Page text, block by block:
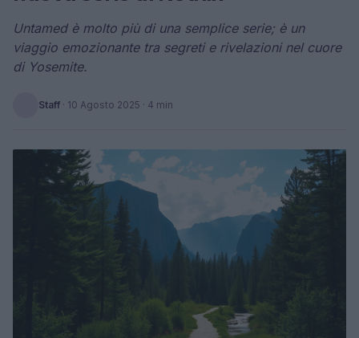
Untamed è molto più di una semplice serie; è un
viaggio emozionante tra segreti e rivelazioni nel cuore
di Yosemite.
Staff · 10 Agosto 2025 · 4 min